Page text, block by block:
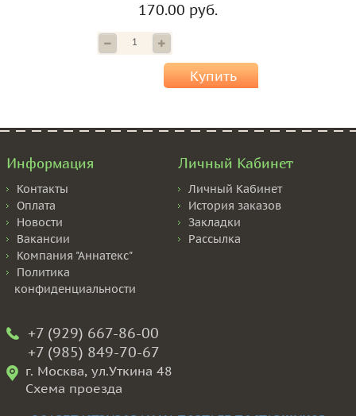
170.00 руб.
Купить
Информация
Контакты
Оплата
Новости
Вакансии
Компания "Аннатекс"
Политика
конфиденциальности
Личный Кабинет
Личный Кабинет
История заказов
Закладки
Рассылка
+7 (929) 667-86-00
+7 (985) 849-70-67
г. Москва, ул.Уткина 48
Схема проезда